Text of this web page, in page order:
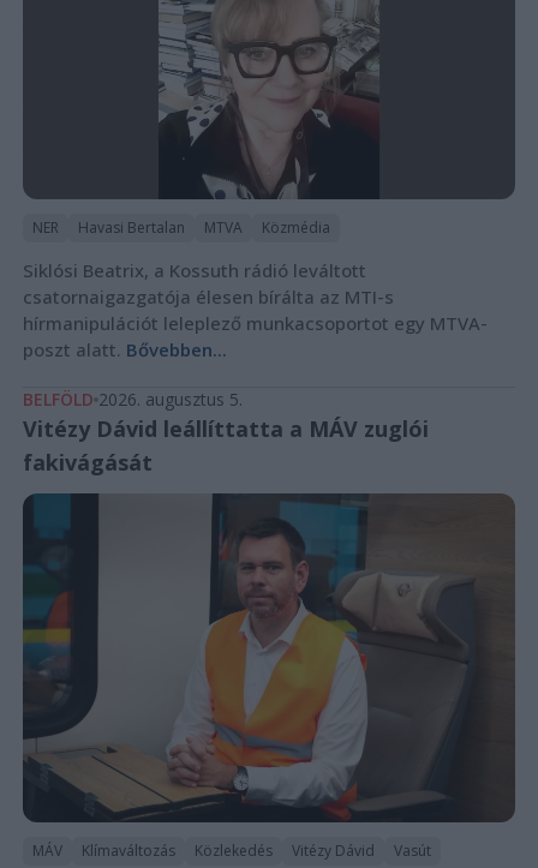
NER Havasi Bertalan MTVA Közmédia
Siklósi Beatrix, a Kossuth rádió leváltott
csatornaigazgatója élesen bírálta az MTI-s
hírmanipulációt leleplező munkacsoportot egy MTVA-
poszt alatt. Bővebben...
BELFÖLD 2026. augusztus 5.
Vitézy Dávid leállíttatta a MÁV zuglói
fakivágását
MÁV Klímaváltozás Közlekedés Vitézy Dávid Vasút